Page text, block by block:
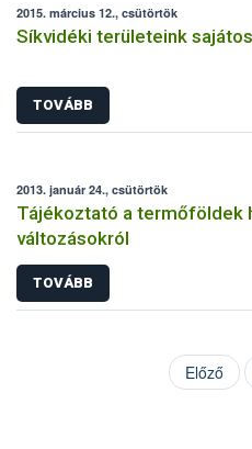
2015. március 12., csütörtök
Síkvidéki területeink
TOVÁBB
2013. január 24., csütörtök
Tájékoztató a termőföldek
változásokról
TOVÁBB
Előző